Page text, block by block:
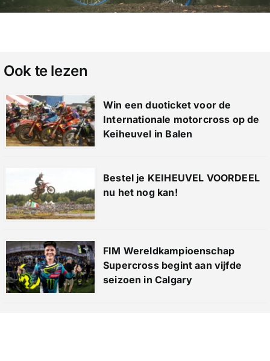
Ook te lezen
Win een duoticket voor de
Internationale motorcross op de
Keiheuvel in Balen
Bestel je KEIHEUVEL VOORDEEL
nu het nog kan!
FIM Wereldkampioenschap
Supercross begint aan vijfde
seizoen in Calgary